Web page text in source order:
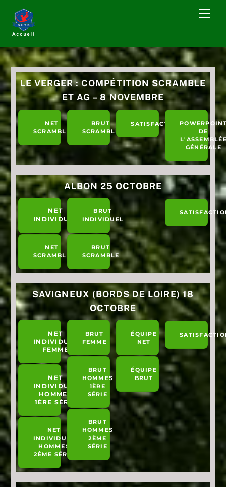
content
LE VERGER : COMPÉTITION SCRAMBLE
ET AG – 8 NOVEMBRE
NET
SCRAMBLE
BRUT
SCRAMBLE
SATISFACTION
DE
GÉNÉRALE
ALBON 25 OCTOBRE
NET
INDIVIDUEL
NET
SCRAMBLE
BRUT
INDIVIDUEL
BRUT
SCRAMBLE
SAVIGNEUX (BORDS DE LOIRE) 18
OCTOBRE
NET
INDIVIDUEL
FEMME
NET
INDIVIDUEL
HOMMES
1ÈRE SÉRIE
NET
INDIVIDUEL
HOMMES
2ÈME SÉRIE
BRUT
FEMME
BRUT
HOMMES
1ÈRE
SÉRIE
BRUT
HOMMES
2ÈME
SÉRIE
ÉQUIPE
NET
ÉQUIPE
BRUT